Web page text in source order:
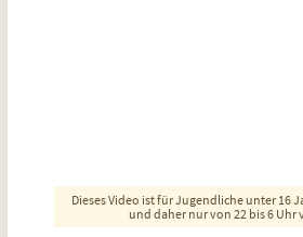
Dieses Video ist für Jugendliche unter 16
und daher nur von 22 bis 6 Uhr